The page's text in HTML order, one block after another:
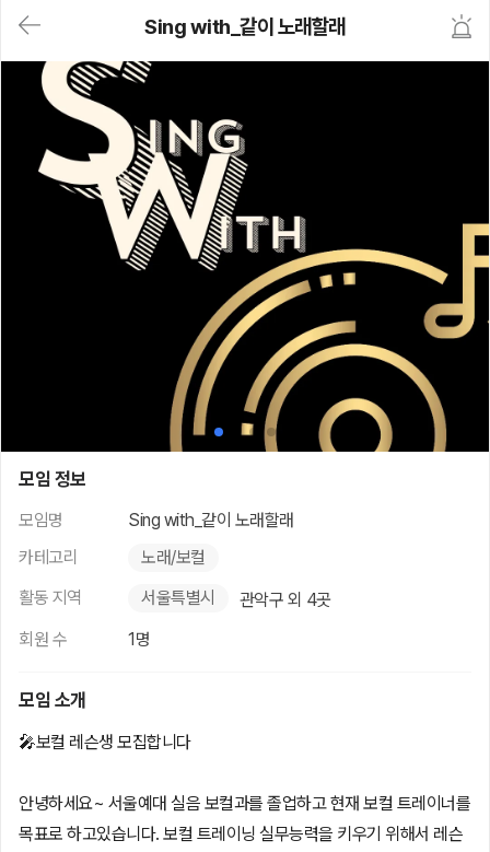
가
Sing with_같이 노래할래
모임 정보
모임명
Sing with_같이 노래할래
카테고리
노래/보컬
활동 지역
서울특별시
관악구 외 4곳
회원 수
1명
모임 소개
🎤보컬 레슨생 모집합니다
안녕하세요~ 서울예대 실음 보컬과를 졸업하고 현재 보컬 트레이너를
목표로 하고있습니다. 보컬 트레이닝 실무능력을 키우기 위해서 레슨